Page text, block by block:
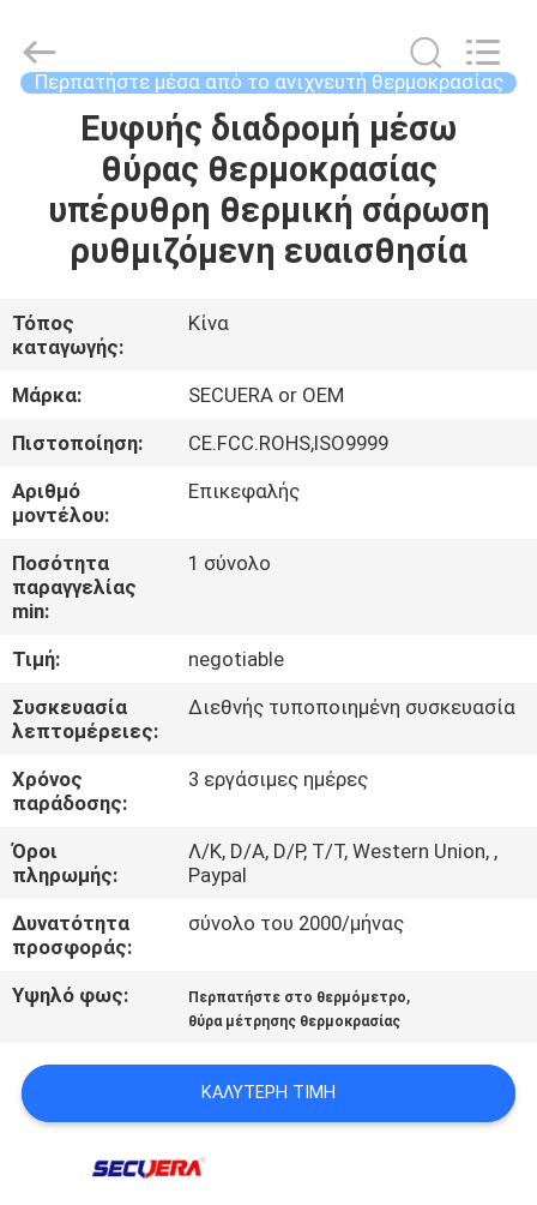
ΣΠΊΤΙ
ΠΡΟΪΌΝΤΑ
ΠΕΡΊΠΟΥ
ΕΜΕΊΣ
ΓΎΡΟΣ
ΕΡΓΟΣΤΑΣΊΩΝ
ΠΟΙΟΤΙΚΌΣ
ΈΛΕΓΧΟΣ
ΕΛΆΤΕ
ΣΕ
ΕΠΑΦΉ
ΜΕ
ΖΗΤΉΣΤΕ
ΈΝΑ
ΑΠΌΣΠΑΣΜΑ
PRIVACY
POLICY
Rights
Reserved.
DevelopedΠερπατήστε μέσα από το ανιχνευτή θερμοκρασίας
Ευφυής διαδρομή μέσω
θύρας θερμοκρασίας
υπέρυθρη θερμική σάρωση
ρυθμιζόμενη ευαισθησία
Τόπος
καταγωγής:
Κίνα
Μάρκα:
SECUERA or OEM
Πιστοποίηση:
CE.FCC.ROHS,ISO9999
Αριθμό
μοντέλου:
Επικεφαλής
Ποσότητα
παραγγελίας
min:
1 σύνολο
Τιμή:
negotiable
Συσκευασία
λεπτομέρειες:
Διεθνής τυποποιημένη συσκευασία
Χρόνος
παράδοσης:
3 εργάσιμες ημέρες
Όροι
πληρωμής:
Λ/Κ, D/A, D/P, T/T, Western Union, ,
Paypal
Δυνατότητα
προσφοράς:
σύνολο του 2000/μήνας
Υψηλό φως: Περπατήστε στο θερμόμετρο,
θύρα μέτρησης θερμοκρασίας
ΚΑΛΎΤΕΡΗ ΤΙΜΉ